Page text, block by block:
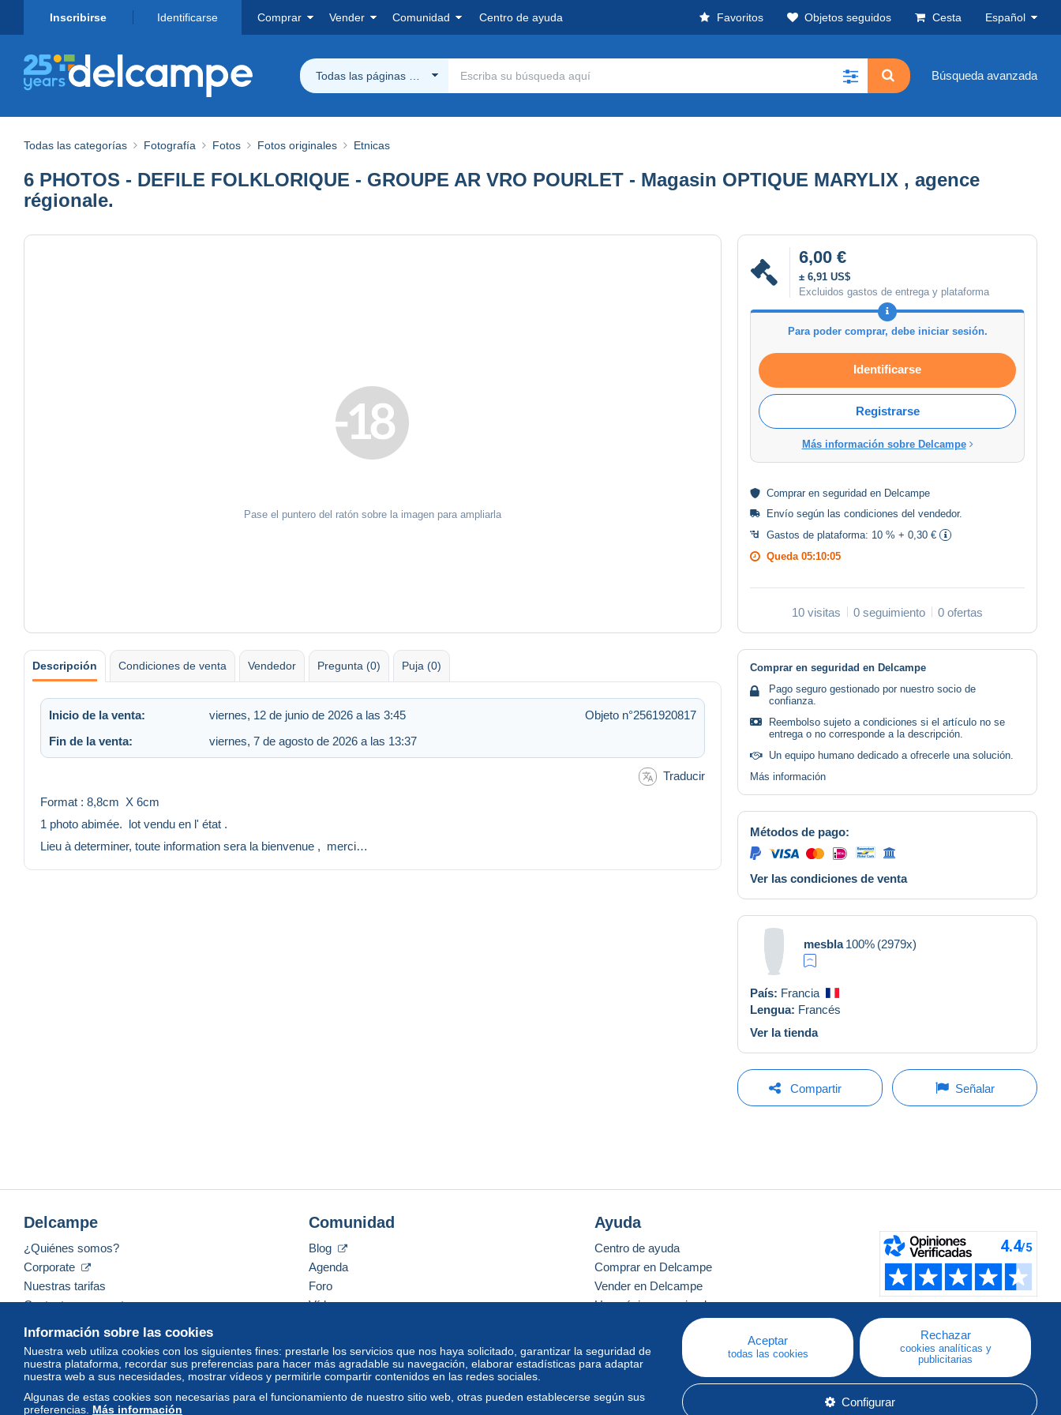
Inscribirse Identificarse Comprar Vender Comunidad Centro de ayuda Favoritos Objetos seguidos Cesta Español
Todas las páginas Delcampe Búsqueda avanzada
Todas las categorías Fotografía Fotos Fotos originales Etnicas
6 PHOTOS - DEFILE FOLKLORIQUE - GROUPE AR VRO POURLET - Magasin OPTIQUE MARYLIX , agence
régionale.
Pase el puntero del ratón sobre la imagen para ampliarla
6,00 €
± 6,91 US$
Excluidos gastos de entrega y plataforma
Para poder comprar, debe iniciar sesión.
Identificarse
Registrarse
Más información sobre Delcampe
Comprar en seguridad en Delcampe
Envío según las condiciones del vendedor.
Gastos de plataforma: 10 % + 0,30 €
Queda 05:10:05
10 visitas 0 seguimiento 0 ofertas
Descripción Condiciones de venta Vendedor Pregunta (0) Puja (0)
Inicio de la venta: viernes, 12 de junio de 2026 a las 3:45
Objeto n°2561920817
Fin de la venta:
viernes, 7 de agosto de 2026 a las 13:37
Traducir
Format : 8,8cm X 6cm
1 photo abimée. lot vendu en l' état .
Lieu à determiner, toute information sera la bienvenue , merci…
Comprar en seguridad en Delcampe
Pago seguro gestionado por nuestro socio de
confianza.
Reembolso sujeto a condiciones si el artículo no se
entrega o no corresponde a la descripción.
Un equipo humano dedicado a ofrecerle una solución.
Más información
Métodos de pago:
Ver las condiciones de venta
mesbla 100% (2979x)
País: Francia
Lengua: Francés
Ver la tienda
Compartir Señalar
Información sobre las cookies
Nuestra web utiliza cookies con los siguientes fines: prestarle los servicios que nos haya solicitado, garantizar la seguridad de
nuestra plataforma, recordar sus preferencias para hacer más agradable su navegación, elaborar estadísticas para adaptar
nuestra web a sus necesidades, mostrar vídeos y permitirle compartir contenidos en las redes sociales.
Algunas de estas cookies son necesarias para el funcionamiento de nuestro sitio web, otras pueden establecerse según sus
preferencias. Más información
Aceptar
todas las cookies
Rechazar
cookies analíticas y
publicitarias
Configurar
Delcampe
¿Quiénes somos?
Corporate
Nuestras tarifas
Contacte con nosotros
Comunidad
Blog
Agenda
Foro
Vídeos
Ayuda
Centro de ayuda
Comprar en Delcampe
Vender en Delcampe
Una página securizada
Español USD America/Indiana/Vevay Modo estándar